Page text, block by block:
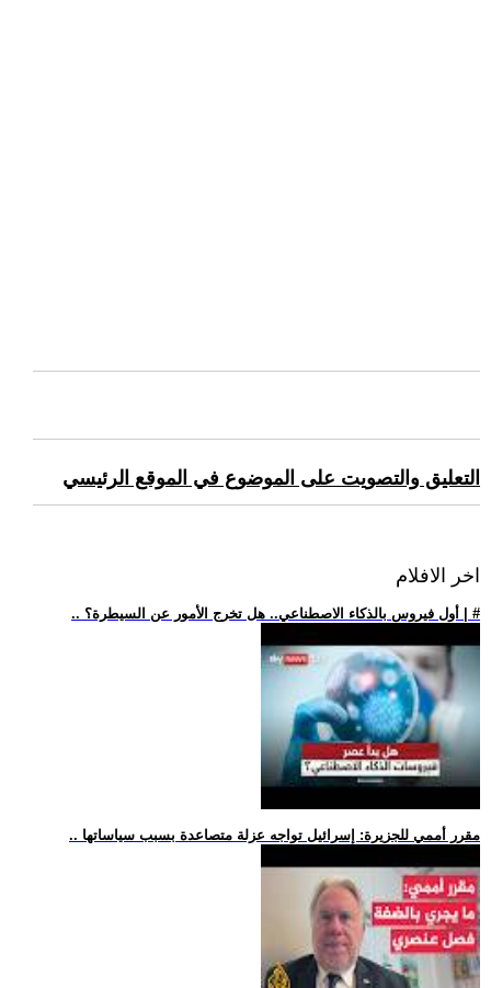
التعليق والتصويت على الموضوع في الموقع الرئيسي
اخر الافلام
.. أول فيروس بالذكاء الاصطناعي.. هل تخرج الأمور عن السيطرة؟ | #
.. مقرر أممي للجزيرة: إسرائيل تواجه عزلة متصاعدة بسبب سياساتها